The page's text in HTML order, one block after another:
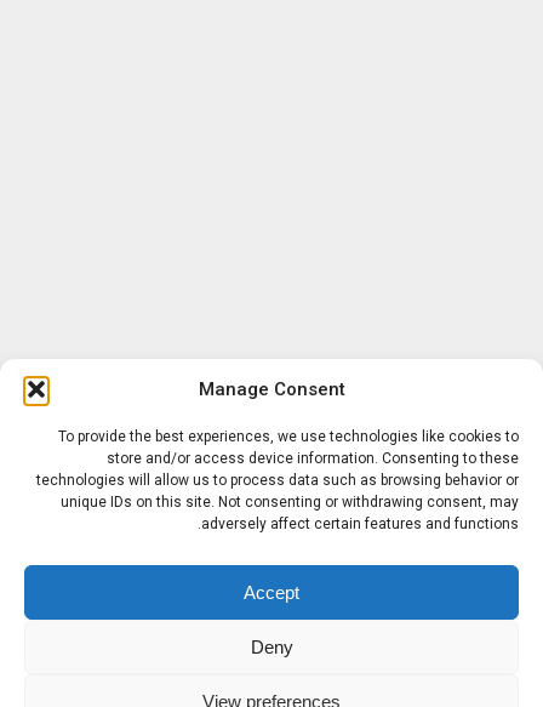
Manage Consent
To provide the best experiences, we use technologies like cookies to
store and/or access device information. Consenting to these
technologies will allow us to process data such as browsing behavior or
unique IDs on this site. Not consenting or withdrawing consent, may
adversely affect certain features and functions.
Accept
Deny
View preferences